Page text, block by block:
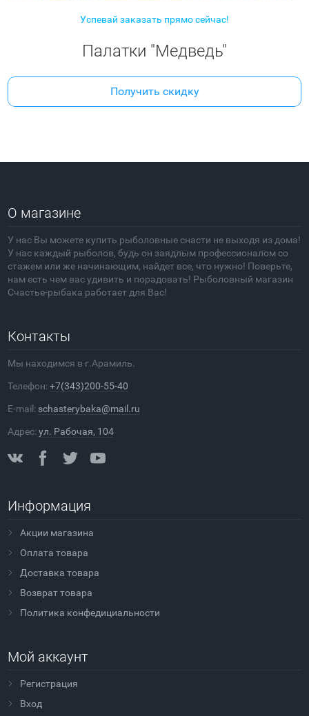
Успевай заказать прямо сейчас!
Палатки "Медведь"
Получить скидку
О магазине
У нас Вы можете купить рыболовные снасти не выходя из дома!
У нас каждый рыболов, будь он заядлым профессионалом со
стажем или же начинающим, найдет все, что нужно! Поверьте,
нам есть чем вас удивить и порадовать! Рыболовный магазин
Счастье-рыбака работает для Вас!
Контакты
Мы находимся в г.Арамиль.
Телефон:+7(343)200-55-40
E-mail: schasterybaka@mail.ru
Адрес:ул. Рабочая, 104
Информация
Акции магазина
Оплата товара
Доставка товара
Возврат товара
Политика конфедициальности
Мой аккаунт
Регистрация
Вход